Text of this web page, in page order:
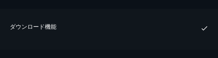
ダウンロード機能